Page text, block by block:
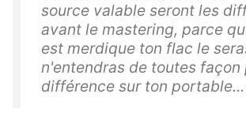
source valable seront les
avant le mastering, parce
est merdique ton flac le
n'entendras de toutes façon
différence sur ton portable...